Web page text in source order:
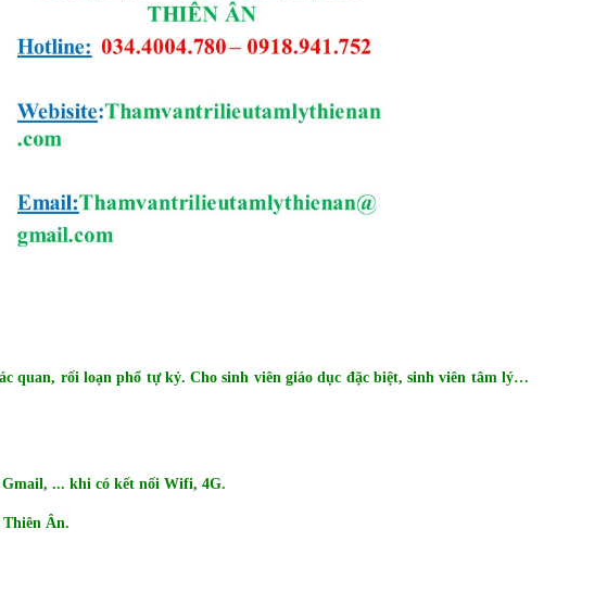
quan, rối loạn phổ tự kỷ. Cho sinh viên giáo dục đặc biệt, sinh viên tâm lý…
... khi có kết nối Wifi, 4G.
Ân.